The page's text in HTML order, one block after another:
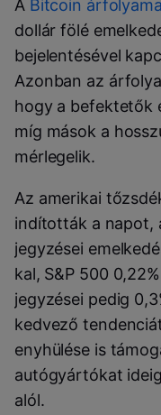
A Bitcoin árfolyama
dollár fölé
bejelentésével
Azonban az
hogy a befektetők
míg mások a
mérlegelik.
Az amerikai
indították a napot,
jegyzései
kal, S&P 500
jegyzései pedig
kedvező
enyhülése is
autógyártókat
alól.